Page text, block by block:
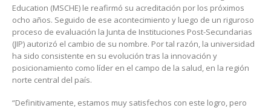
Education (MSCHE) le reafirmó su acreditación por los próximos
ocho años. Seguido de ese acontecimiento y luego de un riguroso
proceso de evaluación la Junta de Instituciones Post-Secundarias
(JIP) autorizó el cambio de su nombre. Por tal razón, la universidad
ha sido consistente en su evolución tras la innovación y
posicionamiento como líder en el campo de la salud, en la región
norte central del país.
“Definitivamente, estamos muy satisfechos con este logro, pero